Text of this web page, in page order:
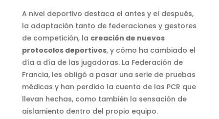
A nivel deportivo destaca el antes y el después,
la adaptación tanto de federaciones y gestores
de competición, la creación de nuevos
protocolos deportivos, y cómo ha cambiado el
día a día de las jugadoras. La Federación de
Francia, les obligó a pasar una serie de pruebas
médicas y han perdido la cuenta de las PCR que
llevan hechas, como también la sensación de
aislamiento dentro del propio equipo.